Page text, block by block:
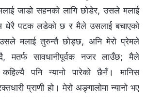
मलाई जाडो सहनको लागि छोडेर, उसले मलाई
धेरै पटक लडेको छ र मैले उसलाई बचाएको
मलाई तुरुन्तै छोड्छ, अनि मेरो प्रेमले
मतर्फ सावधानीपूर्वक नजर लाउँछ; मैले
कहिल्यै पनि न्यानो पारेको छैनँ। मानिस
प्राणी हो। मेरो अङ्गालोमा न्यानो भए